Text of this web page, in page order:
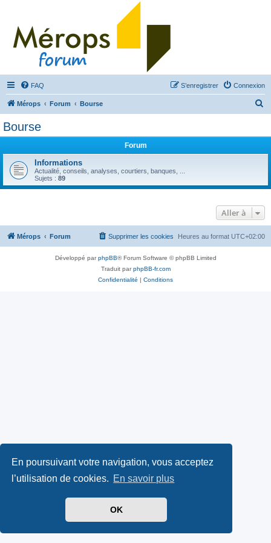
En poursuivant votre navigation, vous acceptez
l’utilisation de cookies. En savoir plus
OK
FAQ Connexion
S’enregistrer
Mérops Forum Bourse
c
e
r
Bourse
Forum
Informations
Actualité, conseils, analyses, courtiers, banques, ...
Sujets : 89
Aller à
Mérops Forum Heures au format UTC+02:00
Supprimer les cookies
Développé parphpBB® Forum Software © phpBB Limited
Traduit parphpBB-fr.com
Confidentialité | Conditions